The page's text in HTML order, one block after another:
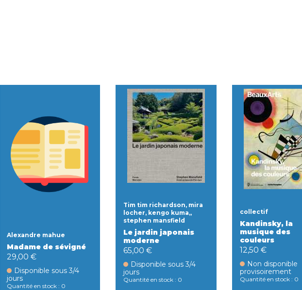
Alexandre mahue
Madame de sévigné
29,00 €
Disponible sous 3/4
jours
Quantité en stock : 0
Tim tim richardson, mira
locher, kengo kuma,,
stephen mansfield
Le jardin japonais
moderne
65,00 €
Disponible sous 3/4
jours
Quantité en stock : 0
collectif
Kandinsky, la
musique des
couleurs
12,50 €
Non disponible
provisoirement
Quantité en stock : 0